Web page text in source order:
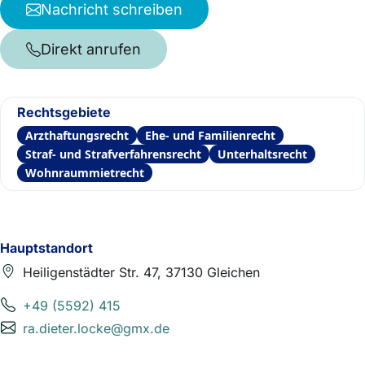
Hauptstandort
Heiligenstädter Str. 47, 37130 Gleichen
+49 (5592) 415
ra.dieter.locke@gmx.de
Nachricht schreiben
Direkt anrufen
Rechtsgebiete
Arzthaftungsrecht
Ehe- und Familienrecht
Straf- und Strafverfahrensrecht
Unterhaltsrecht
Wohnraummietrecht